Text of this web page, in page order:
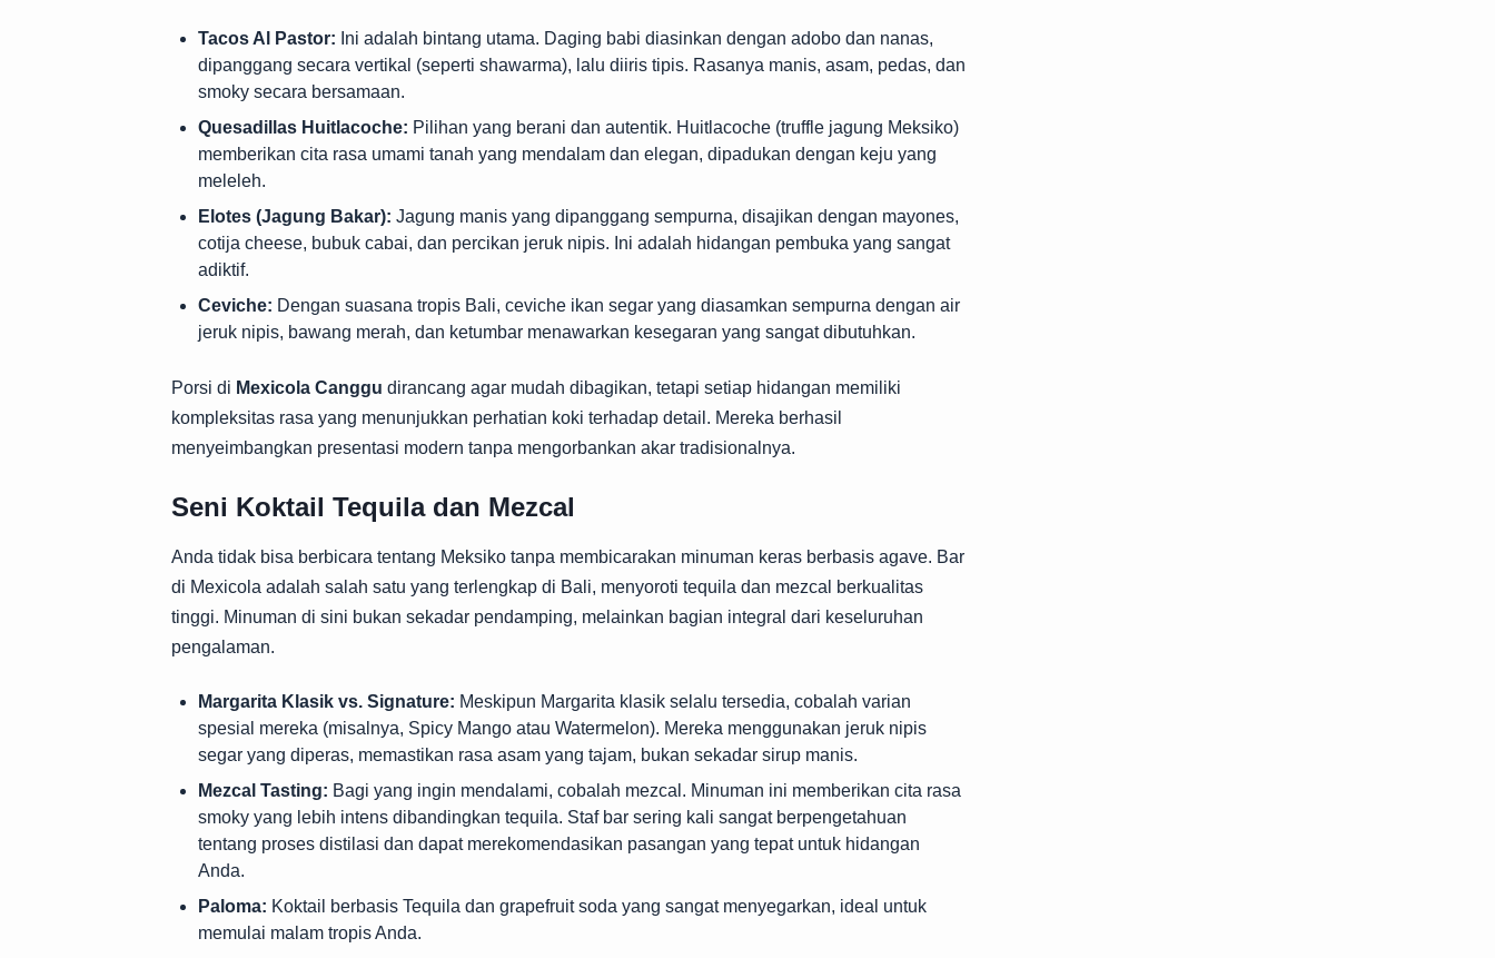
Tacos Al Pastor: Ini adalah bintang utama. Daging babi diasinkan dengan adobo dan nanas,
dipanggang secara vertikal (seperti shawarma), lalu diiris tipis. Rasanya manis, asam, pedas, dan
smoky secara bersamaan.
Quesadillas Huitlacoche: Pilihan yang berani dan autentik. Huitlacoche (truffle jagung Meksiko)
memberikan cita rasa umami tanah yang mendalam dan elegan, dipadukan dengan keju yang
meleleh.
Elotes (Jagung Bakar): Jagung manis yang dipanggang sempurna, disajikan dengan mayones,
cotija cheese, bubuk cabai, dan percikan jeruk nipis. Ini adalah hidangan pembuka yang sangat
adiktif.
Ceviche: Dengan suasana tropis Bali, ceviche ikan segar yang diasamkan sempurna dengan air
jeruk nipis, bawang merah, dan ketumbar menawarkan kesegaran yang sangat dibutuhkan.
Porsi di Mexicola Canggu dirancang agar mudah dibagikan, tetapi setiap hidangan memiliki
kompleksitas rasa yang menunjukkan perhatian koki terhadap detail. Mereka berhasil
menyeimbangkan presentasi modern tanpa mengorbankan akar tradisionalnya.
Seni Koktail Tequila dan Mezcal
Anda tidak bisa berbicara tentang Meksiko tanpa membicarakan minuman keras berbasis agave. Bar
di Mexicola adalah salah satu yang terlengkap di Bali, menyoroti tequila dan mezcal berkualitas
tinggi. Minuman di sini bukan sekadar pendamping, melainkan bagian integral dari keseluruhan
pengalaman.
Margarita Klasik vs. Signature: Meskipun Margarita klasik selalu tersedia, cobalah varian
spesial mereka (misalnya, Spicy Mango atau Watermelon). Mereka menggunakan jeruk nipis
segar yang diperas, memastikan rasa asam yang tajam, bukan sekadar sirup manis.
Mezcal Tasting: Bagi yang ingin mendalami, cobalah mezcal. Minuman ini memberikan cita rasa
smoky yang lebih intens dibandingkan tequila. Staf bar sering kali sangat berpengetahuan
tentang proses distilasi dan dapat merekomendasikan pasangan yang tepat untuk hidangan
Anda.
Paloma: Koktail berbasis Tequila dan grapefruit soda yang sangat menyegarkan, ideal untuk
memulai malam tropis Anda.